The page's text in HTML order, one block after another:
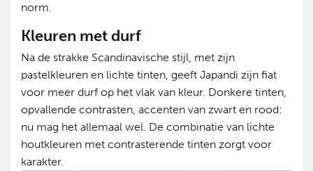
norm.
Kleuren met durf
Na de strakke Scandinavische stijl, met zijn
pastelkleuren en lichte tinten, geeft Japandi zijn fiat
voor meer durf op het vlak van kleur. Donkere tinten,
opvallende contrasten, accenten van zwart en rood:
nu mag het allemaal wel. De combinatie van lichte
houtkleuren met contrasterende tinten zorgt voor
karakter.